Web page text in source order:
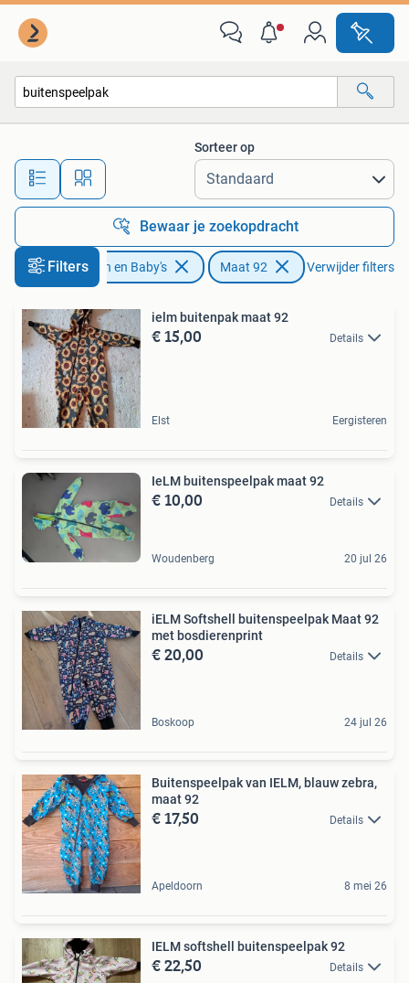
Alle afstanden…
Sorteer op
Bewaar je zoekopdracht
Filters
Kinderen en Baby's Maat 92 Verwijder filters
ielm buitenpak maat 92
€ 15,00 Details
Elst Eergisteren
IeLM buitenspeelpak maat 92
€ 10,00 Details
Woudenberg 20 jul 26
iELM Softshell buitenspeelpak Maat 92
met bosdierenprint
€ 20,00 Details
Boskoop 24 jul 26
Buitenspeelpak van IELM, blauw zebra,
maat 92
€ 17,50 Details
Apeldoorn 8 mei 26
IELM softshell buitenspeelpak 92
€ 22,50 Details